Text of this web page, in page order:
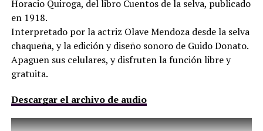
Horacio Quiroga, del libro Cuentos de la selva, publicado
en 1918.
Interpretado por la actriz Olave Mendoza desde la selva
chaqueña, y la edición y diseño sonoro de Guido Donato.
Apaguen sus celulares, y disfruten la función libre y
gratuita.
Descargar el archivo de audio